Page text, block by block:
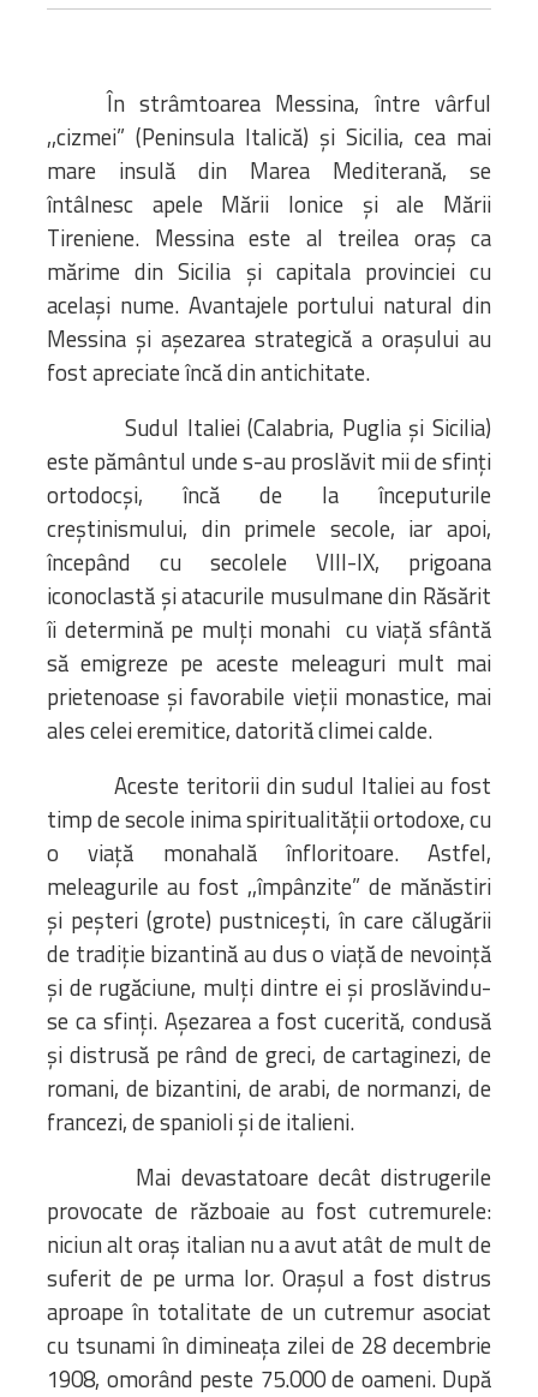
În strâmtoarea Messina, între vârful
,,cizmei” (Peninsula Italică) și Sicilia, cea mai
mare insulă din Marea Mediterană, se
întâlnesc apele Mării Ionice și ale Mării
Tireniene. Messina este al treilea oraș ca
mărime din Sicilia și capitala provinciei cu
același nume. Avantajele portului natural din
Messina și așezarea strategică a orașului au
fost apreciate încă din antichitate.
Sudul Italiei (Calabria, Puglia și Sicilia)
este pământul unde s-au proslăvit mii de sfinți
ortodocși, încă de la începuturile
creștinismului, din primele secole, iar apoi,
începând cu secolele VIII-IX, prigoana
iconoclastă și atacurile musulmane din Răsărit
îi determină pe mulți monahi cu viață sfântă
să emigreze pe aceste meleaguri mult mai
prietenoase și favorabile vieții monastice, mai
ales celei eremitice, datorită climei calde.
Aceste teritorii din sudul Italiei au fost
timp de secole inima spiritualității ortodoxe, cu
o viață monahală înfloritoare. Astfel,
meleagurile au fost ,,împânzite” de mănăstiri
și peșteri (grote) pustnicești, în care călugării
de tradiție bizantină au dus o viață de nevoință
și de rugăciune, mulți dintre ei și proslăvindu-
se ca sfinți. Așezarea a fost cucerită, condusă
și distrusă pe rând de greci, de cartaginezi, de
romani, de bizantini, de arabi, de normanzi, de
francezi, de spanioli și de italieni.
Mai devastatoare decât distrugerile
provocate de războaie au fost cutremurele:
niciun alt oraș italian nu a avut atât de mult de
suferit de pe urma lor. Orașul a fost distrus
aproape în totalitate de un cutremur asociat
cu tsunami în dimineața zilei de 28 decembrie
1908, omorând peste 75.000 de oameni. După